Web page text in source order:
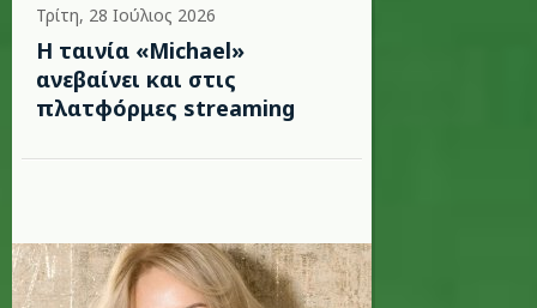
Τρίτη, 28 Ιούλιος 2026
Η ταινία «Michael»
ανεβαίνει και στις
πλατφόρμες streaming